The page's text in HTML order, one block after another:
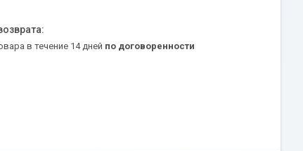
в течение 14 дней по договоренности